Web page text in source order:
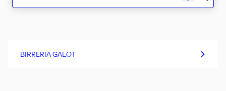
BIRRERIA GALOT